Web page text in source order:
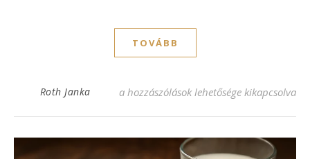
TOVÁBB
Roth Janka Omlós linzer recept, amit imádni fogsz!
a hozzászólások lehetősége kikapcsolva